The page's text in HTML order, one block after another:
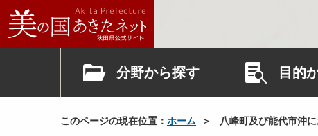
分野から探す 目的
このページの現在位置： ホーム 八峰町及び能代市沖